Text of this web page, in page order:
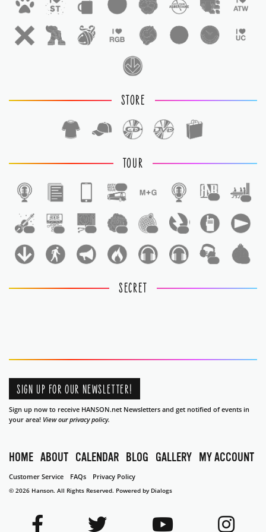
STORE
TOUR
SECRET
SIGN UP FOR OUR NEWSLETTER!
Sign up now to receive HANSON.net Newsletters and get notified of events in
your area! View our privacy policy.
HOME ABOUT CALENDAR BLOG GALLERY MY ACCOUNT
Customer Service FAQs Privacy Policy
© 2026 Hanson. All Rights Reserved. Powered by Dialogs